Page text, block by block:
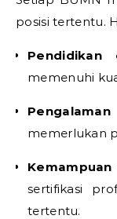
posisi tertentu.
Pendidikan
memenuhi
memerlukan
Kemampuan
sertifikasi
tertentu.